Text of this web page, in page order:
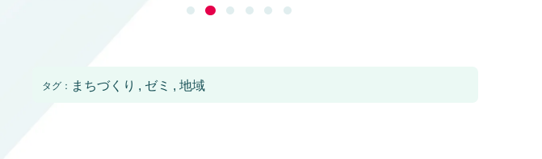
タグ： まちづくり ゼミ 地域